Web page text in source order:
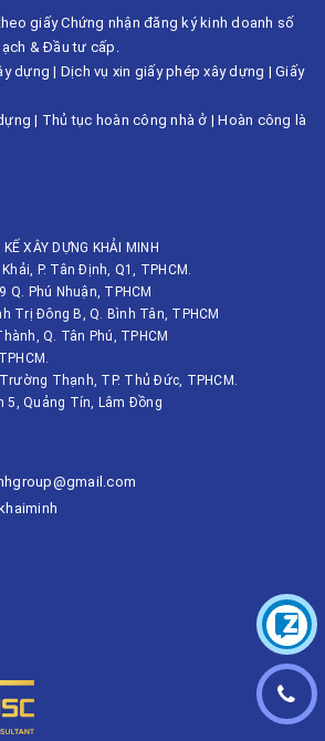
giấy Chứng nhận đăng ký kinh doanh số
& Đầu tư cấp.
dựng | Dịch vụ xin giấy phép xây dựng | Giấy
| Thủ tục hoàn công nhà ở |Hoàn công là
XÂY DỰNG KHẢI MINH
P. Tân Định, Q1, TPHCM.
Q. Phú Nhuận, TPHCM
Trị Đông B, Q. Bình Tân, TPHCM
Q. Tân Phú, TPHCM
Thạnh, TP. Thủ Đức, TPHCM.
5, Quảng Tín, Lâm Đồng